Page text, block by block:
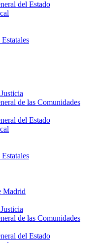
del Estado
de las Comunidades
del Estado
Madrid
de las Comunidades
del Estado